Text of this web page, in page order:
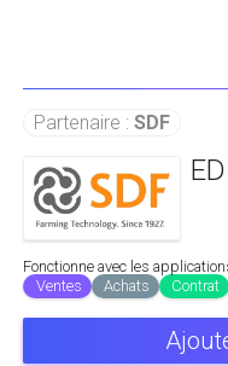
Partenaire : SDF
Fonctionne avec les
Ventes
Achats Contrat